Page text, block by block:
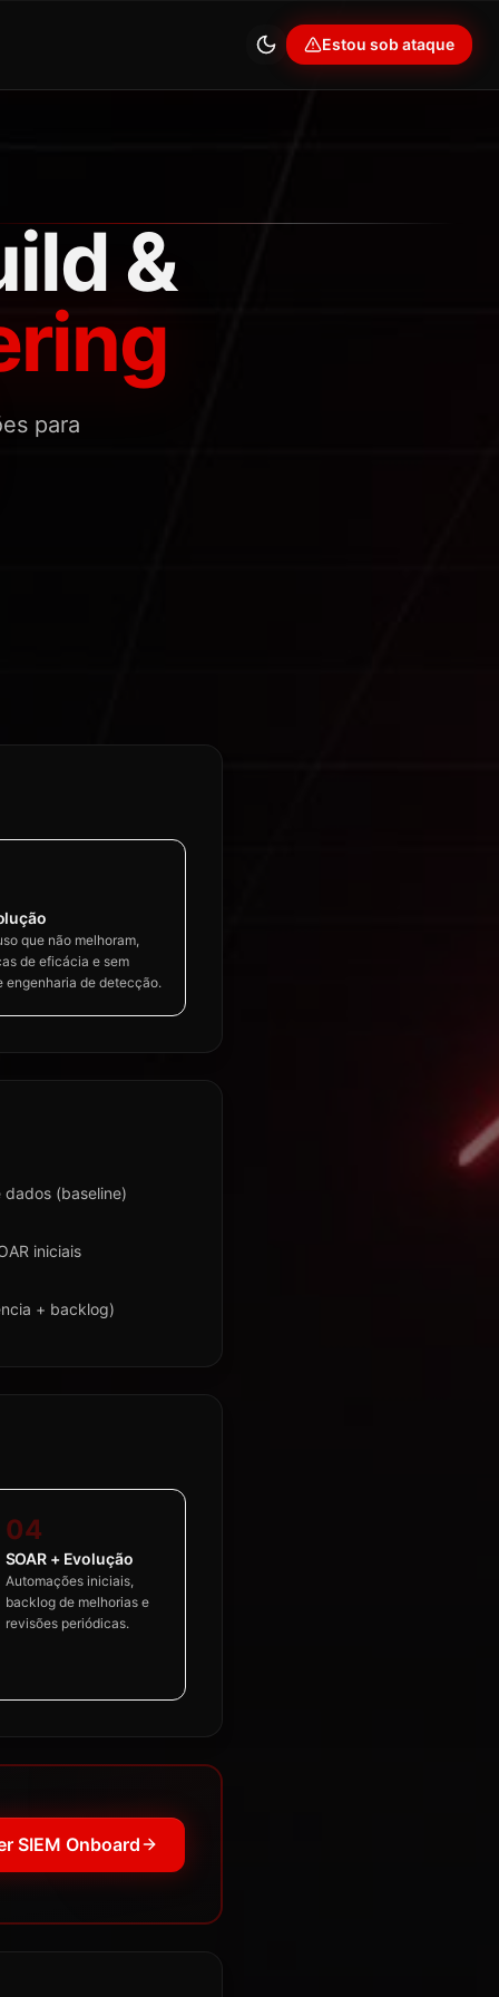
Estou sob ataque
&
para
que não melhoram,
de eficácia e sem
engenharia de detecção.
(baseline)
iniciais
+ backlog)
04
SOAR + Evolução
Automações iniciais,
backlog de melhorias e
revisões periódicas.
SIEM Onboard